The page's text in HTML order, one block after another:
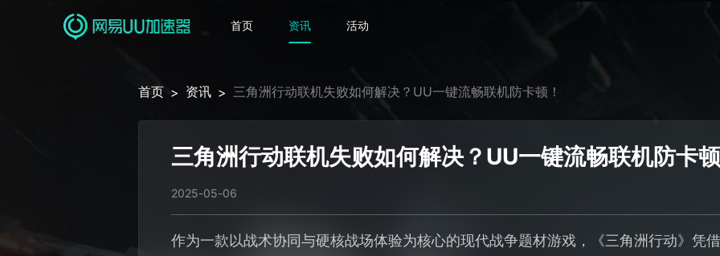
首页 资讯 活动
首页 > 资讯 > 三角洲行动联机失败如何解决？UU一键流畅联机防卡顿！
三角洲行动联机失败如何解决？UU一键流畅联机防卡
2025-05-06
作为一款以战术协同与硬核战场体验为核心的现代战争题材游戏，《三角洲行动》凭